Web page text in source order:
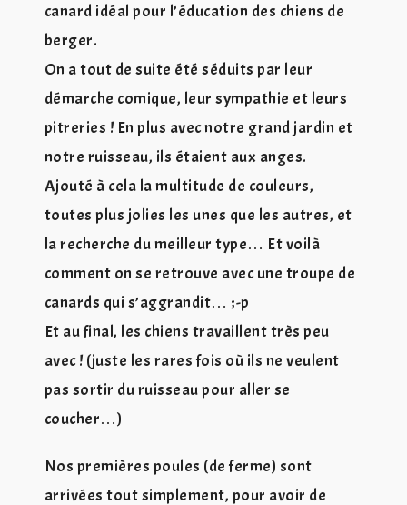
canard idéal pour l’éducation des chiens de
berger.
On a tout de suite été séduits par leur
démarche comique, leur sympathie et leurs
pitreries ! En plus avec notre grand jardin et
notre ruisseau, ils étaient aux anges.
Ajouté à cela la multitude de couleurs,
toutes plus jolies les unes que les autres, et
la recherche du meilleur type… Et voilà
comment on se retrouve avec une troupe de
canards qui s’aggrandit… ;-p
Et au final, les chiens travaillent très peu
avec ! (juste les rares fois où ils ne veulent
pas sortir du ruisseau pour aller se
coucher…)
Nos premières poules (de ferme) sont
arrivées tout simplement, pour avoir de